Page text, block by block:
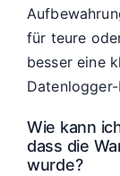
für teure
besser eine
Wie kann
dass die
wurde?